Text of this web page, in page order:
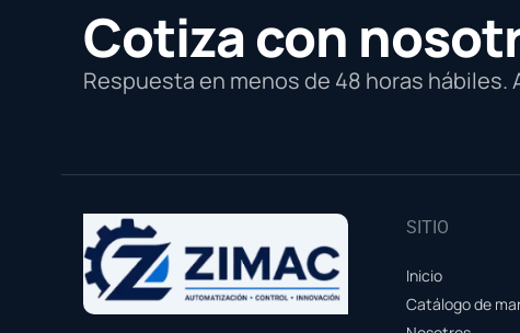
Cotiza con
Respuesta en menos de 48 horas
SITIO
Inicio
Catálogo de